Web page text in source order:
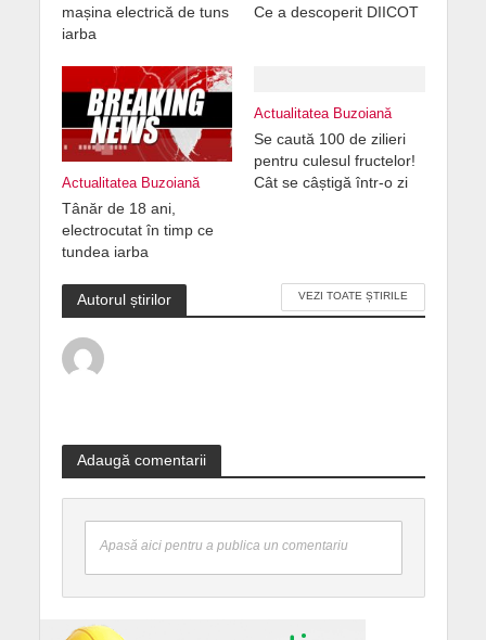
mașina electrică de tuns
iarba
Ce a descoperit DIICOT
Actualitatea Buzoiană
Tânăr de 18 ani,
electrocutat în timp ce
tundea iarba
Actualitatea Buzoiană
Se caută 100 de zilieri
pentru culesul fructelor!
Cât se câștigă într-o zi
Autorul știrilor VEZI TOATE ȘTIRILE
Adaugă comentarii
Apasă aici pentru a publica un comentariu